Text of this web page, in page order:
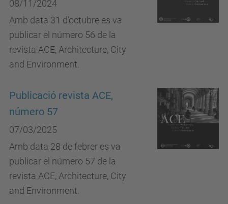
08/11/2024
Amb data 31 d’octubre es va
publicar el número 56 de la
revista ACE, Architecture, City
and Environment.
Publicació revista ACE,
número 57
07/03/2025
Amb data 28 de febrer es va
publicar el número 57 de la
revista ACE, Architecture, City
and Environment.